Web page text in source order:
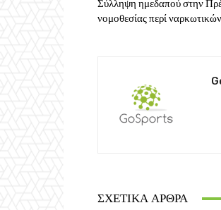
Σύλληψη ημεδαπού στην
νομοθεσίας περί
ΣΧΕΤΙΚΆ ΆΡΘΡΑ